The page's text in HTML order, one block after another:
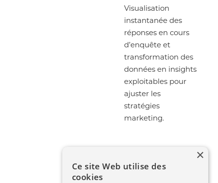
Visualisation
instantanée des
réponses en cours
d’enquête et
transformation des
données en insights
exploitables pour
ajuster les
stratégies
marketing.
×
Ce site Web utilise des
cookies